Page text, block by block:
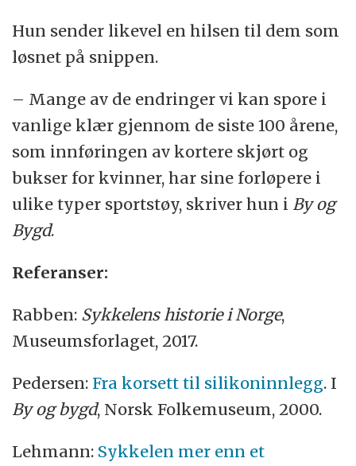
Hun sender likevel en hilsen til dem som
løsnet på snippen.
– Mange av de endringer vi kan spore i
vanlige klær gjennom de siste 100 årene,
som innføringen av kortere skjørt og
bukser for kvinner, har sine forløpere i
ulike typer sportstøy, skriver hun i By og
Bygd.
Referanser:
Rabben: Sykkelens historie i Norge,
Museumsforlaget, 2017.
Pedersen:Fra korsett til silikoninnlegg. I
By og bygd, Norsk Folkemuseum, 2000.
Lehmann: Sykkelen mer enn et